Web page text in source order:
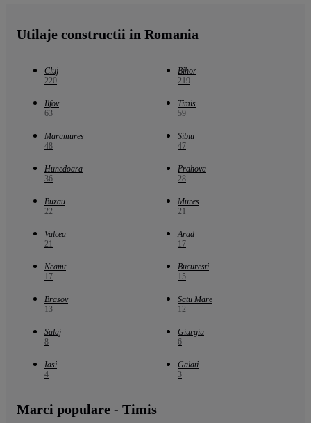
Utilaje constructii in Romania
Cluj
220
Bihor
219
Ilfov
63
Timis
59
Maramures
48
Sibiu
47
Hunedoara
36
Prahova
28
Buzau
22
Mures
21
Valcea
21
Arad
17
Neamt
17
Bucuresti
15
Brasov
13
Satu Mare
12
Salaj
8
Giurgiu
6
Iasi
4
Galati
3
Marci populare - Timis